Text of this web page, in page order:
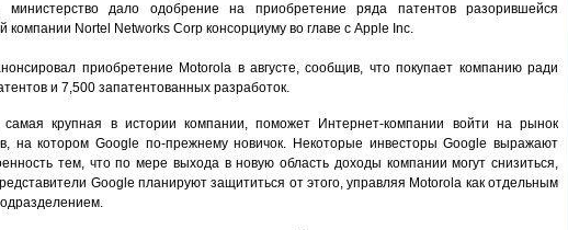
дало одобрение на приобретение ряда патентов разорившейся
компании Nortel Networks Corp консорциуму во главе с Apple Inc.
приобретение Motorola в августе, сообщив, что покупает компанию ради
и 7,500 запатентованных разработок.
самая крупная в истории компании, поможет Интернет-компании войти на рынок
на котором Google по-прежнему новичок. Некоторые инвесторы Google выражают
тем, что по мере выхода в новую область доходы компании могут снизиться,
Google планируют защититься от этого, управляя Motorola как отдельным